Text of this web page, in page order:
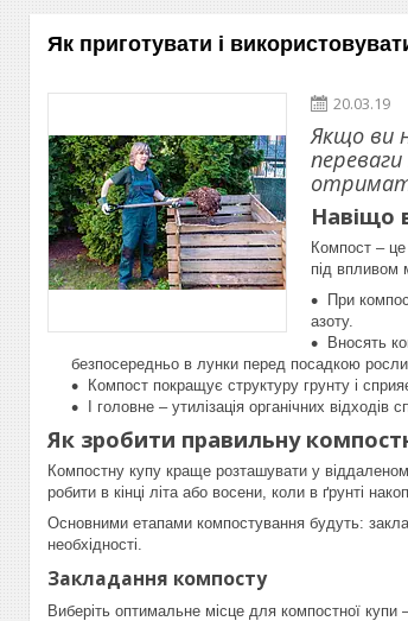
Як приготувати і
20.03.19
Якщо ви
Навіщо
Компост –
під впливом
При
азоту.
Вносять
безпосередньо в лунки перед посадкою
Компост покращує структуру грунту і
І головне – утилізація органічних
Як зробити правильну
Компостну купу краще розташувати у
робити в кінці літа або восени, коли в ґрунті
Основними етапами компостування будуть:
необхідності.
Закладання компосту
Виберіть оптимальне місце для компостної